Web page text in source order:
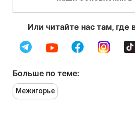
Или читайте нас там, где
Больше по теме:
Межигорье